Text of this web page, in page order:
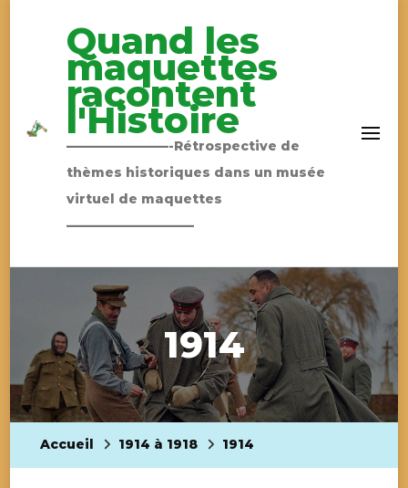
Quand les
maquettes
racontent
l'Histoire
————————-Rétrospective de
thèmes historiques dans un musée
virtuel de maquettes
——————————
1914
Accueil 1914 à 1918 1914